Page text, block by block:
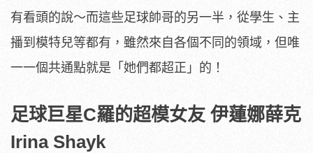
有看頭的說～而這些足球帥哥的另一半，從學生、主
播到模特兒等都有，雖然來自各個不同的領域，但唯
一一個共通點就是「她們都超正」的！
足球巨星C羅的超模女友 伊蓮娜薛克
Irina Shayk